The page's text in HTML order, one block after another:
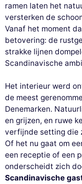
ramen laten het
versterken de
Vanaf het moment
betovering: de
strakke lijnen
Scandinavische
Het interieur werd
de meest
Denemarken.
en grijzen, en ruwe
verfijnde setting die
Of het nu gaat om
een receptie of een
onderscheidt zich
Scandinavische